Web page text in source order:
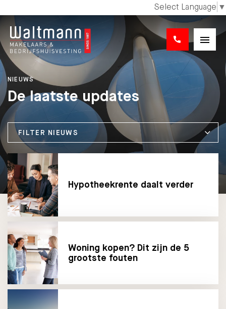
Select Language ▼
NIEUWS
De laatste updates
FILTER NIEUWS
Hypotheekrente daalt verder
Woning kopen? Dit zijn de 5
grootste fouten